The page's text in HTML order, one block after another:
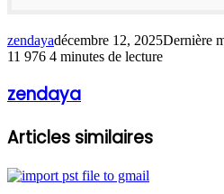
zendayadécembre 12, 2025Dernière
11 976 4 minutes de lecture
zendaya
Articles similaires